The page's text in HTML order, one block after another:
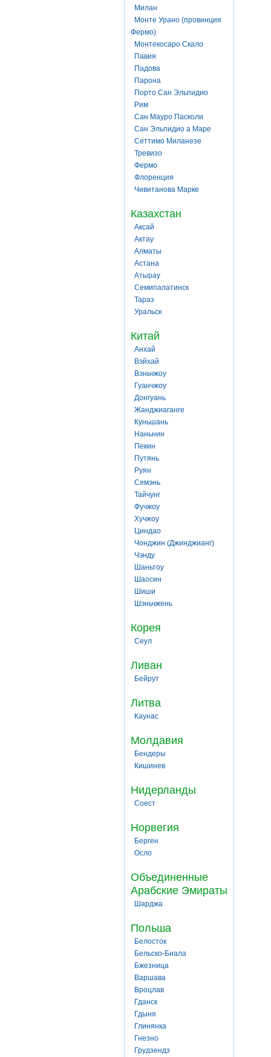
Милан
Монте Урано (провинция
Фермо)
Монтекосаро Скало
Павия
Падова
Парона
Порто Сан Эльпидио
Рим
Сан Мауро Пасколи
Сан Эльпидио а Маре
Сеттимо Миланезе
Тревизо
Фермо
Флоренция
Чивитанова Марке
Казахстан
Аксай
Актау
Алматы
Астана
Атырау
Семипалатинск
Тараз
Уральск
Китай
Анхай
Вэйхай
Вэньчжоу
Гуанчжоу
Донгуань
Жанджиаганге
Куньшань
Наньнин
Пекин
Путянь
Руян
Сямэнь
Тайчунг
Фучжоу
Хучжоу
Циндао
Чонджин (Джинджианг)
Чэнду
Шаньтоу
Шаосин
Шиши
Шэньчжень
Корея
Сеул
Ливан
Бейрут
Литва
Каунас
Молдавия
Бендеры
Кишинев
Нидерланды
Соест
Норвегия
Берген
Осло
Объединенные
Арабские Эмираты
Шарджа
Польша
Белосток
Бельско-Биала
Бжезница
Варшава
Вроцлав
Гданск
Гдыня
Глинянка
Гнезно
Грудзендз